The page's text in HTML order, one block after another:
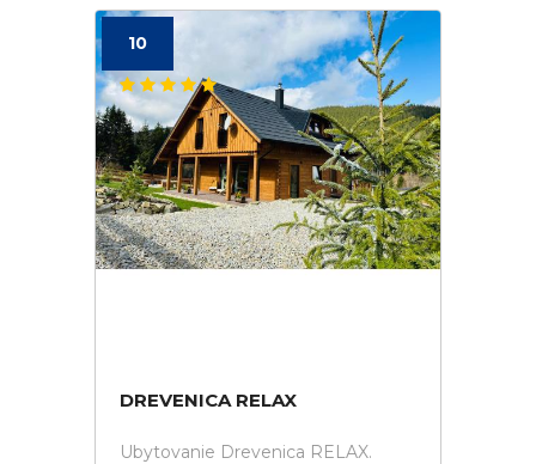
10
DREVENICA RELAX
Ubytovanie Drevenica RELAX.